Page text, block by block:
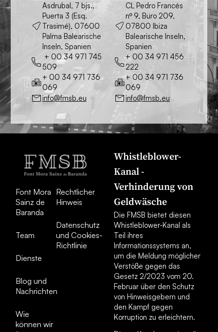
Asdrubal, 7 bjs.,
Puerta 3 (Esq.
Trasimé), 07600
Palma Balearische
Inseln, Spanien
+ 00 34 971 745
509
+ 00 34 971 736
069
info@fmsb.eu
CL Pedro Francés
nº 9, Büro 209,
07800 Ibiza
Balearische Inseln,
Spanien
+ 00 34 971 456
222
+ 00 34 971 736
069
info@fmsb.eu
Font Mora
Sainz de
Baranda
Team
Dienste
Blog und
Nachrichten
Wie
können wir
Rechtlicher
Hinweis
Datenschutz
und Cookies-
Richtlinie
Whistleblower-
Kanal -
Verhinderung von
Geldwäsche
Die FMSB bietet diesen
Whistleblower-Kanal als
Teil ihres
Informationssystems an,
um die Meldung möglicher
Verstöße gegen das
Gesetz 2/2023 vom 20.
Februar über den Schutz
von Hinweisgebern und
den Kampf gegen
Korruption zu erleichtern.